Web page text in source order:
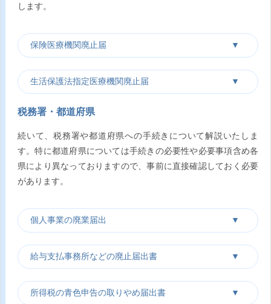
します。
保険医療機関廃止届
生活保護法指定医療機関廃止届
税務署・都道府県
続いて、税務署や都道府県への手続きについて解説いたしま
す。特に都道府県については手続きの必要性や必要事項含め各
県により異なっておりますので、事前に直接確認しておく必要
があります。
個人事業の廃業届出
給与支払事務所などの廃止届出書
所得税の青色申告の取りやめ届出書